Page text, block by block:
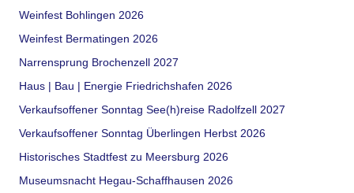
Weinfest Bohlingen 2026
Weinfest Bermatingen 2026
Narrensprung Brochenzell 2027
Haus | Bau | Energie Friedrichshafen 2026
Verkaufsoffener Sonntag See(h)reise Radolfzell 2027
Verkaufsoffener Sonntag Überlingen Herbst 2026
Historisches Stadtfest zu Meersburg 2026
Museumsnacht Hegau-Schaffhausen 2026